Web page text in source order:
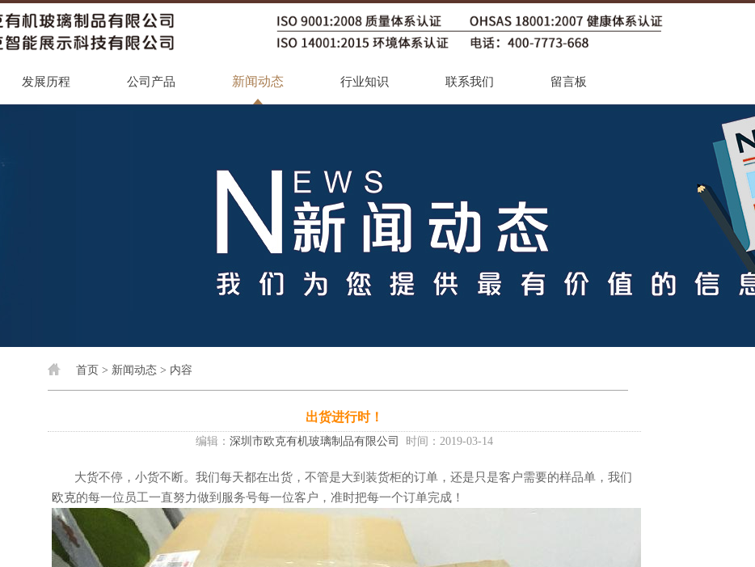
发展历程 公司产品 新闻动态 行业知识 联系我们 留言板
首页 > 新闻动态 > 内容
出货进行时！
编辑： 深圳市欧克有机玻璃制品有限公司 时间：2019-03-14
大货不停，小货不断。我们每天都在出货，不管是大到装货柜的订单，还是只是客户需要的样品单，我们
欧克的每一位员工一直努力做到服务号每一位客户，准时把每一个订单完成！